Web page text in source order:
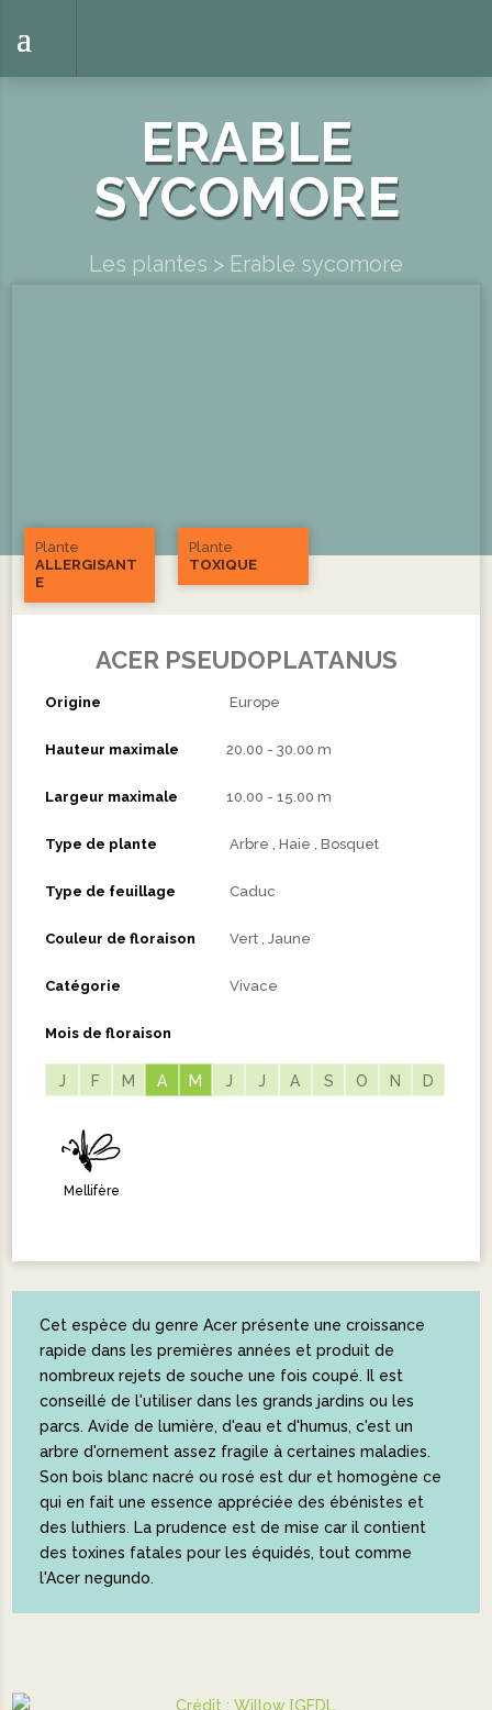
ERABLE
SYCOMORE
Les plantes > Erable sycomore
Plante
ALLERGISANT
E
Plante
TOXIQUE
ACER PSEUDOPLATANUS
Origine Europe
Hauteur maximale 20.00 - 30.00 m
Largeur maximale 10.00 - 15.00 m
Type de plante Arbre Haie Bosquet
Type de feuillage Caduc
Couleur de floraison Vert Jaune
Catégorie Vivace
Mois de floraison
J F M A M J J A S O N D
A M
Mellifère
Cet espèce du genre Acer présente une croissance
rapide dans les premières années et produit de
nombreux rejets de souche une fois coupé. Il est
conseillé de l'utiliser dans les grands jardins ou les
parcs. Avide de lumière, d'eau et d'humus, c'est un
arbre d'ornement assez fragile à certaines maladies.
Son bois blanc nacré ou rosé est dur et homogène ce
qui en fait une essence appréciée des ébénistes et
des luthiers. La prudence est de mise car il contient
des toxines fatales pour les équidés, tout comme
l'Acer negundo.